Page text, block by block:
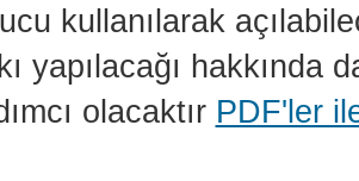
kullanılarak
yapılacağı
olacaktır PDF'ler